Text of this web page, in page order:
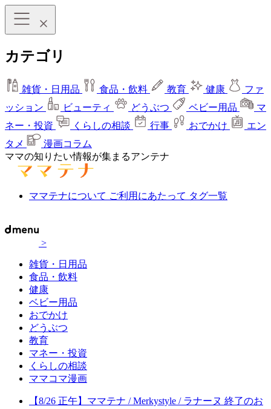
カテゴリ
雑貨・日用品 食品・飲料 教育 健康
ファ
ッション
ビューティ どうぶつ ベビー用品
マ
ネー・投資
くらしの相談 行事 おでかけ
エン
タメ
漫画コラム
ママの知りたい情報が集まるアンテナ
ママテナについて ご利用にあたって タグ一覧
>
雑貨・日用品
食品・飲料
健康
ベビー用品
おでかけ
どうぶつ
教育
マネー・投資
くらしの相談
ママコマ漫画
【8/26 正午】ママテナ / Merkystyle / ラナーヌ 終了のお